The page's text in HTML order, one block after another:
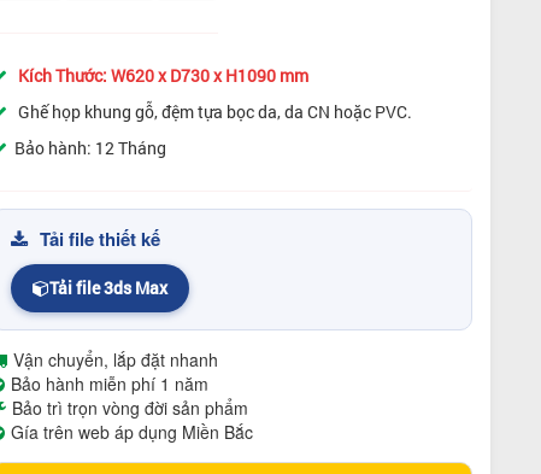
Kích Thước: W620 x D730 x H1090 mm
Ghế họp khung gỗ, đệm tựa bọc da, da CN hoặc PVC.
Bảo hành: 12 Tháng
Tải file thiết kế
Tải file 3ds Max
Vận chuyển, lắp đặt nhanh
Bảo hành miễn phí 1 năm
Bảo trì trọn vòng đời sản phẩm
Gía trên web áp dụng Miền Bắc